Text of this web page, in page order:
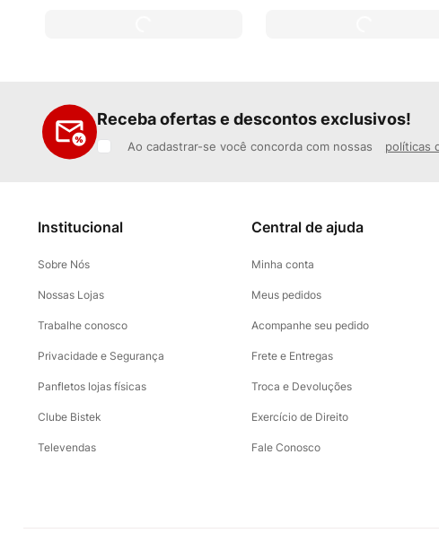
Receba ofertas e descontos exclusivos!
Ao cadastrar-se você concorda com nossas políticas
Institucional
Sobre Nós
Nossas Lojas
Trabalhe conosco
Privacidade e Segurança
Panfletos lojas físicas
Clube Bistek
Televendas
Central de ajuda
Minha conta
Meus pedidos
Acompanhe seu pedido
Frete e Entregas
Troca e Devoluções
Exercício de Direito
Fale Conosco